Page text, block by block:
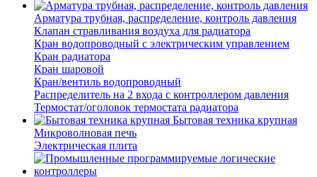
Арматура трубная, распределение, контроль давления
Клапан стравливания воздуха для радиатора
Кран водопроводный с электрическим управлением
Кран радиатора
Кран шаровой
Кран/вентиль водопроводный
Распределитель на 2 входа с контроллером давления
Термостат/оголовок термостата радиатора
Бытовая техника крупная
Микроволновая печь
Электрическая плита